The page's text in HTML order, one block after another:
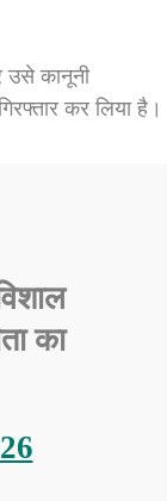
उसे कानूनी
कर लिया है।
का